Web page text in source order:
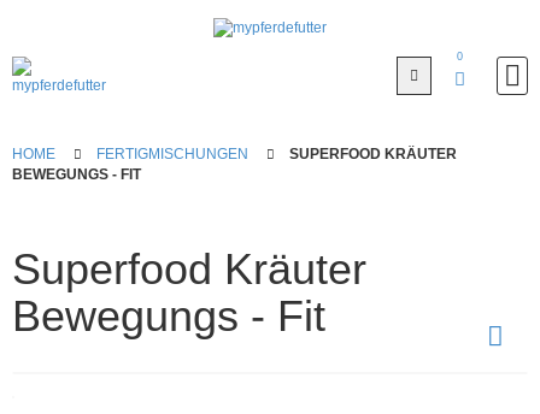
0
HOME FERTIGMISCHUNGEN
SUPERFOOD KRÄUTER
BEWEGUNGS - FIT
Superfood Kräuter
Bewegungs - Fit